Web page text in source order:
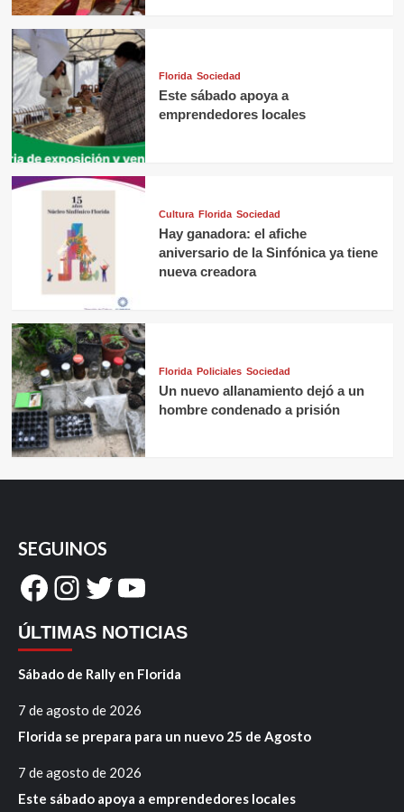
Florida Sociedad
Este sábado apoya a
emprendedores locales
Cultura Florida Sociedad
Hay ganadora: el afiche
aniversario de la Sinfónica ya tiene
nueva creadora
Florida Policiales Sociedad
Un nuevo allanamiento dejó a un
hombre condenado a prisión
SEGUINOS
Facebook
Instagram
Twitter
YouTube
ÚLTIMAS NOTICIAS
Sábado de Rally en Florida
7 de agosto de 2026
Florida se prepara para un nuevo 25 de Agosto
7 de agosto de 2026
Este sábado apoya a emprendedores locales